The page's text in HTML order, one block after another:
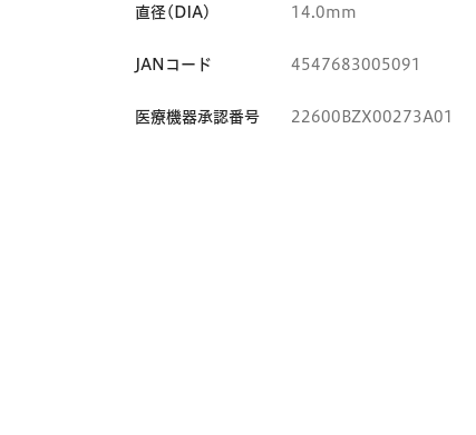
直径(DIA) 14.0mm
JANコード 4547683005091
医療機器承認番号 22600BZX00273A01